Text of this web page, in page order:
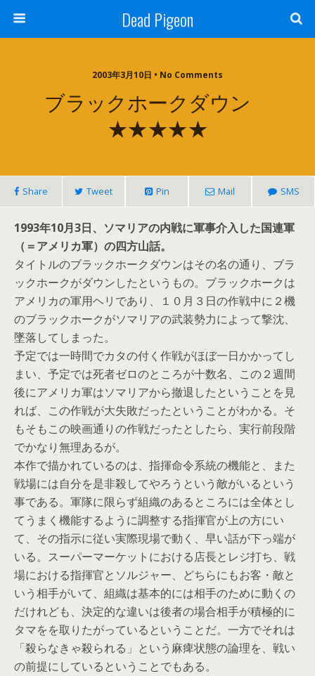
Dead Pigeon
2003年3月10日 • No Comments
ブラックホークダウン
★★★★★
Share Tweet Pin Mail SMS
1993年10月3日、ソマリアの内戦に軍事介入した国連軍
（＝アメリカ軍）の四方山話。
タイトルのブラックホークダウンはその名の通り、ブラ
ックホークがダウンしたというもの。ブラックホークは
アメリカの軍用ヘリであり、１０月３日の作戦中に２機
のブラックホークがソマリアの武装勢力によって撃沈、
墜落してしまった。
予定では一時間でカタの付く作戦がほぼ一日かかってし
まい、予定では死者ゼロのところが十数名、この２週間
後にアメリカ軍はソマリアから撤退したということを見
れば、この作戦が大失敗だったということがわかる。そ
もそもこの映画通りの作戦だったとしたら、実行前段階
でかなり無理あるが。
本作で描かれているのは、指揮命令系統の機能と、また
戦場には自分を是非殺してやろうという敵がいるという
事である。軍隊に限らず組織のあるところには全体とし
てうまく機能するように調整する指揮官が上の方にい
て、その指示に従い実際現場で動く、早い話が下っ端が
いる。スーパーマーケットにおける店長とレジ打ち、戦
場における指揮官とソルジャー、どちらにもお客・敵と
いう相手がいて、組織は基本的には相手のために動くの
だけれども、決定的な違いは後者の場合相手が積極的に
タマをを取りたがっているということだ。一方でそれは
「殺らなきゃ殺られる」という麻痺状態の論理を、戦い
の前提にしているということでもある。